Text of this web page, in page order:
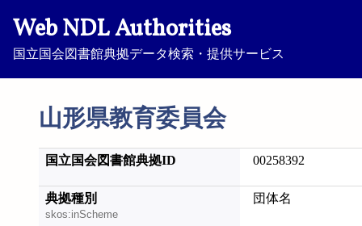
Web NDL Authorities
国立国会図書館典拠データ検索・提供サービス
山形県教育委員会
国立国会図書館典拠ID 00258392
典拠種別
skos:inScheme
団体名